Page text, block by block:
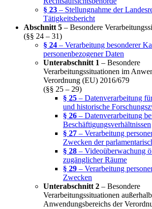
§ 23 – Stellungnahme der
Tätigkeitsbericht
Abschnitt 5 – Besondere
(§§ 24 – 31)
§ 24 – Verarbeitung besonderer
personenbezogener Daten
Unterabschnitt 1 – Besondere
Verarbeitungssituationen im
Verordnung (EU) 2016/679
(§§ 25 – 29)
§ 25 – Datenverarbeitung
und historische
§ 26 – Datenverarbeitung
Beschäftigungsverhältnissen
§ 27 – Verarbeitung
Zwecken der
§ 28 – Videoüberwachung
zugänglicher Räume
§ 29 – Verarbeitung
Zwecken
Unterabschnitt 2 – Besondere
Verarbeitungssituationen
Anwendungsbereichs der